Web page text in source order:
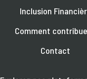
Inclusion
Comment
Contact